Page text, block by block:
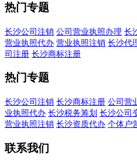
热门专题
长沙公司注销 公司营业执照办理 长
营业执照代办 营业执照注销 长沙代
司注册 长沙商标注册
热门专题
长沙公司注销 长沙商标注册 公司营
业执照代办 长沙税务筹划 长沙公司
营业执照注销 长沙资质代办 个体户
联系我们